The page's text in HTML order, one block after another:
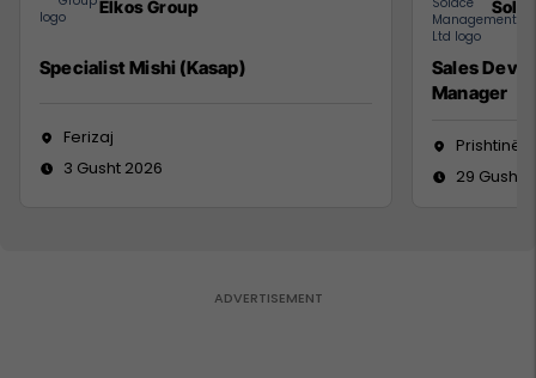
Elkos Group
Specialist Mishi (Kasap)
Ferizaj
3 Gusht 2026
Sales
Manager
Prishtinë
29 Gusht